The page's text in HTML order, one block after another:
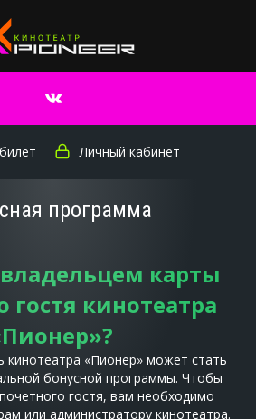
Личный кабинет
программа
владельцем карты
гостя кинотеатра
кинотеатра «Пионер» может стать
бонусной программы. Чтобы
гостя, вам необходимо
или администратору кинотеатра.